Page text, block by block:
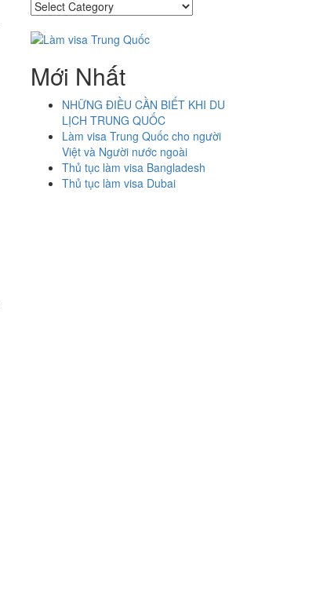
Mới Nhất
NHỮNG ĐIỀU CẦN BIẾT KHI DU
LỊCH TRUNG QUỐC
Làm visa Trung Quốc cho người
Việt và Người nước ngoài
Thủ tục làm visa Bangladesh
Thủ tục làm visa Dubai